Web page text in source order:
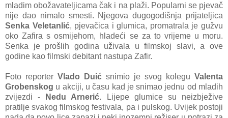
mladim obožavateljicama čak i na plaži. Popularni se pjevač
nije dao nimalo smesti. Njegova dugogodišnja prijateljica
Senka Veletanlić, pjevačica i glumica, promatrala je gužvu
oko Zafira s osmijehom, hladeći se za to vrijeme u moru.
Senka je prošlih godina uživala u filmskoj slavi, a ove
godine kao filmski debitant nastupa Zafir.
Foto reporter Vlado Duić snimio je svog kolegu Valenta
Grobenskog u akciji, u času kad je snimao jednu od mladih
zvijezdi -
Nedu Arnerić. Lijepe glumice su neizbježive
pratilje svakog filmskog festivala, pa i pulskog. Uvijek postoji